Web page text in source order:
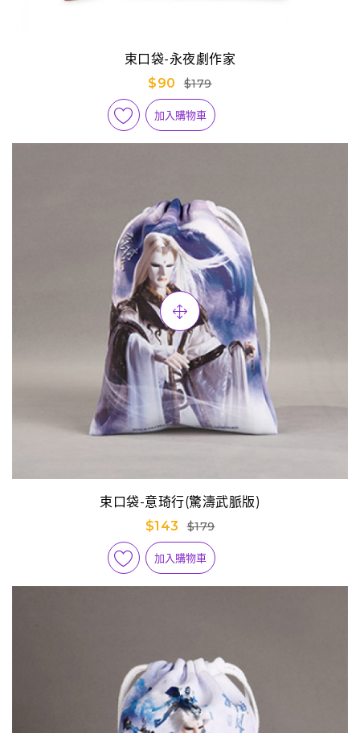
束口袋-永夜劇作家
$90
$179
加入購物車
束口袋-意琦行(驚濤武脈版)
$143
$179
加入購物車